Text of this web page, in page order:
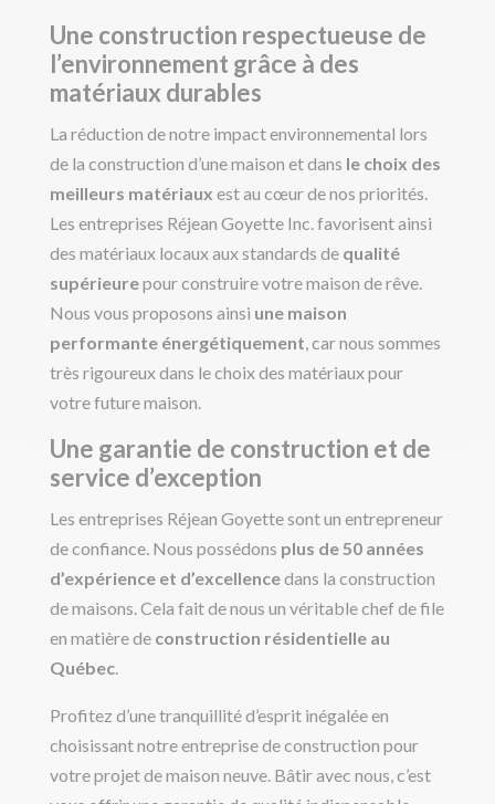
Une construction respectueuse de
l’environnement grâce à des
matériaux durables
La réduction de notre impact environnemental lors
de la construction d’une maison et dans le choix des
meilleurs matériaux est au cœur de nos priorités.
Les entreprises Réjean Goyette Inc. favorisent ainsi
des matériaux locaux aux standards dequalité
supérieurepour construire votre maison de rêve.
Nous vous proposons ainsi une maison
performante énergétiquement , car nous sommes
très rigoureux dans le choix des matériaux pour
votre future maison.
Une garantie de construction et de
service d’exception
Les entreprises Réjean Goyette sont un entrepreneur
de confiance. Nous possédons plus de 50 années
d’expérience et d’excellencedans la construction
de maisons. Cela fait de nous un véritable chef de file
en matière deconstruction résidentielle au
Québec.
Profitez d’une tranquillité d’esprit inégalée en
choisissant notre entreprise de construction pour
votre projet de maison neuve. Bâtir avec nous, c’est